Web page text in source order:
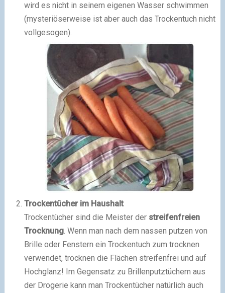
wird es nicht in seinem eigenen Wasser schwimmen
(mysteriöserweise ist aber auch das Trockentuch nicht
vollgesogen).
Trockentücher im Haushalt
Trockentücher sind die Meister der streifenfreien
Trocknung. Wenn man nach dem nassen putzen von
Brille oder Fenstern ein Trockentuch zum trocknen
verwendet, trocknen die Flächen streifenfrei und auf
Hochglanz! Im Gegensatz zu Brillenputztüchern aus
der Drogerie kann man Trockentücher natürlich auch